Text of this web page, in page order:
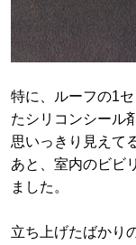
特に、ルーフの1
たシリコンシール
思いっきり見えて
あと、室内のビビ
ました。
立ち上げたばかり